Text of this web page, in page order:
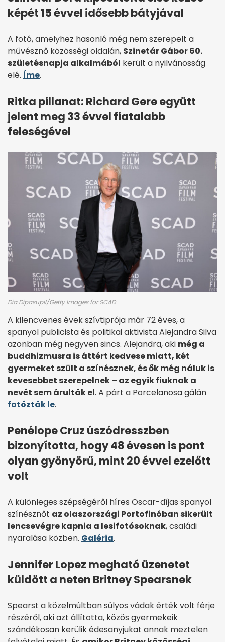
képét 15 évvel idősebb bátyjával
A fotó, amelyhez hasonló még nem szerepelt a
művésznő közösségi oldalán, Szinetár Gábor 60.
születésnapja alkalmából került a nyilvánosság
elé. Íme.
Ritka pillanat: Richard Gere együtt
jelent meg 33 évvel fiatalabb
feleségével
Dia Dipasupil/Getty Images for SCAD
A kilencvenes évek szívtiprója már 72 éves, a
spanyol publicista és politikai aktivista Alejandra Silva
azonban még negyven sincs. Alejandra, aki még a
buddhizmusra is áttért kedvese miatt, két
gyermeket szült a színésznek, és ők még náluk is
kevesebbet szerepelnek – az egyik fiuknak a
nevét sem árulták el. A párt a Porcelanosa gálán
fotózták le.
Penélope Cruz úszódresszben
bizonyította, hogy 48 évesen is pont
olyan gyönyörű, mint 20 évvel ezelőtt
volt
A különleges szépségéről híres Oscar-díjas spanyol
színésznőt az olaszországi Portofinóban sikerült
lencsevégre kapnia a lesifotósoknak, családi
nyaralása közben. Galéria.
Jennifer Lopez megható üzenetet
küldött a neten Britney Spearsnek
Spearst a közelmúltban súlyos vádak érték volt férje
részéről, aki azt állította, közös gyermekeik
szándékosan kerülik édesanyjukat annak meztelen